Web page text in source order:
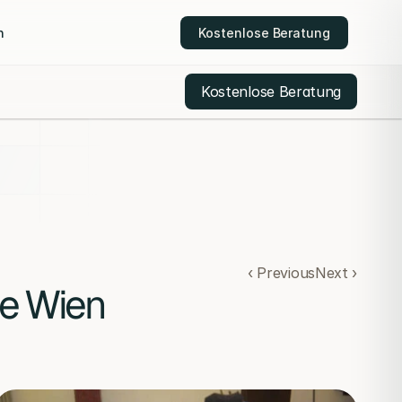
Kostenlose Beratung
‹ PreviousNext ›
Wien
Kostenlose Beratung
Kostenlose Beratung